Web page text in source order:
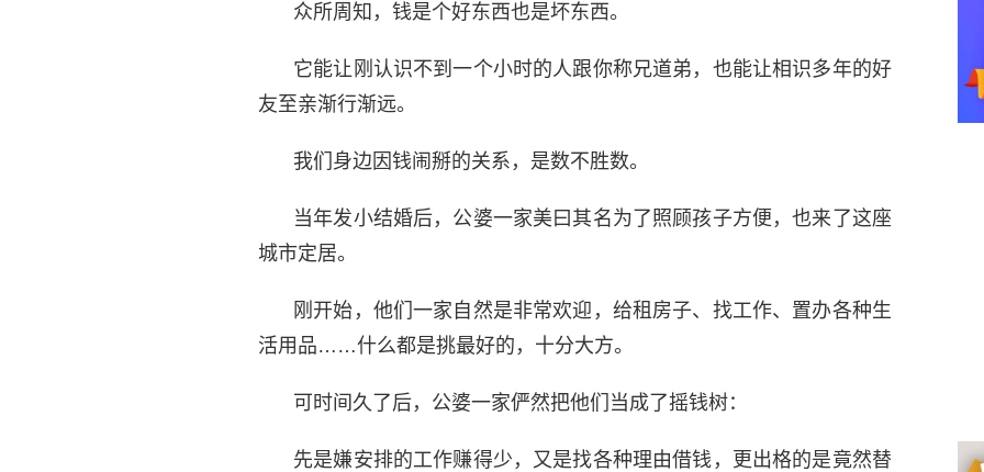
众所周知，钱是个好东西也是坏东西。
它能让刚认识不到一个小时的人跟你称兄道弟，也能让相识多年的好
友至亲渐行渐远。
我们身边因钱闹掰的关系，是数不胜数。
当年发小结婚后，公婆一家美曰其名为了照顾孩子方便，也来了这座
城市定居。
刚开始，他们一家自然是非常欢迎，给租房子、找工作、置办各种生
活用品……什么都是挑最好的，十分大方。
可时间久了后，公婆一家俨然把他们当成了摇钱树：
先是嫌安排的工作赚得少，又是找各种理由借钱，更出格的是竟然替